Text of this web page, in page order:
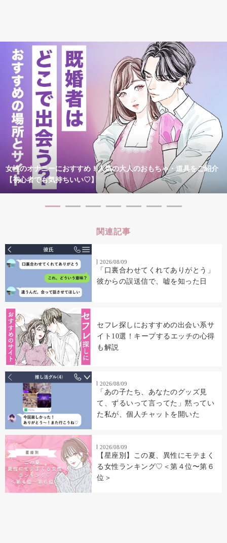
女性のオナニーにおすすめ！人気の大人のおもちゃ・道具をご紹介
【初心者でも気持ちいい♡】
関連記事
2026/08/09
「口裏合わせてくれてありがとう」
彼からの誤送信で、嘘を知った日
セフレ探しにおすすめの出会い系サ
イト10選！キープするエッチの心得
も解説
2026/08/09
「あの子たち、あなたのグッズ見
て、ずるいって言ってた」黙ってい
た私が、個人チャットを開いた
2026/08/09
【星座別】この夏、異性にモテまく
る女性ランキング♡＜第４位〜第６
位＞